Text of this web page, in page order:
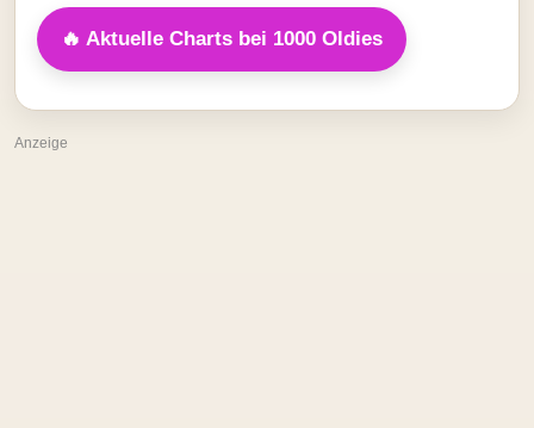
🔥 Aktuelle Charts bei 1000 Oldies
Anzeige